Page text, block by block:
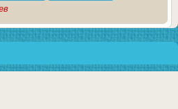
сделать заказ, пожалуйста, уточняйте